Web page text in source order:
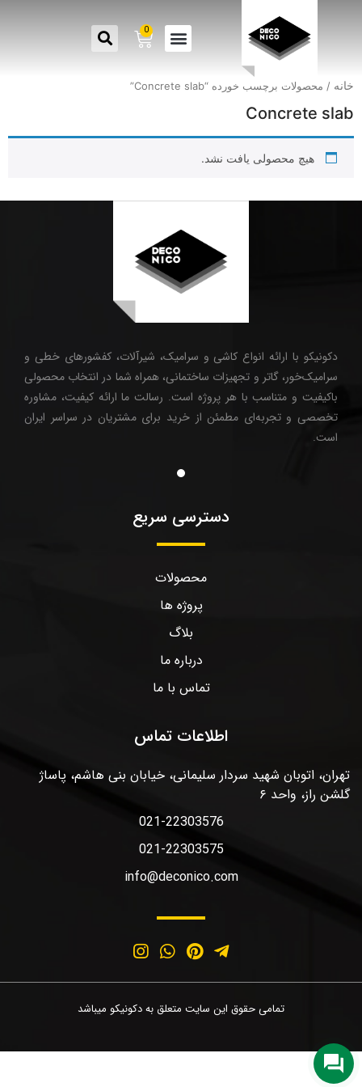
0
خانه / محصولات برچسب خورده “Concrete slab”
Concrete slab
هیچ محصولی یافت نشد.
دکونیکو با ارائه انواع کاشی و سرامیک، شیرآلات، کفشورهای خطی و
سرامیک‌خور، گاتر و تجهیزات ساختمانی، همراه شما در انتخاب محصولی
باکیفیت و متناسب با هر پروژه است. رسالت ما ارائه کیفیت، مشاوره
تخصصی و تجربه‌ای مطمئن از خرید برای مشتریان در سراسر ایران
است.
دسترسی سریع
محصولات
پروژه ها
بلاگ
درباره ما
تماس با ما
اطلاعات تماس
تهران، اتوبان شهید سردار سلیمانی، خیابان بنی هاشم، پاساژ
گلشن راز، واحد ۶
021-22303576
021-22303575
info@deconico.com
تمامی حقوق این سایت متعلق به دکونیکو میباشد